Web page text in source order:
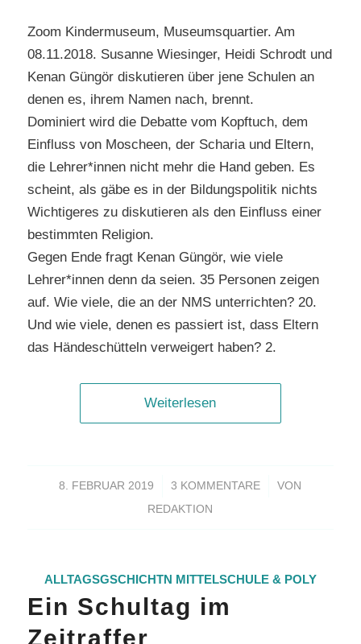
Zoom Kindermuseum, Museumsquartier. Am
08.11.2018. Susanne Wiesinger, Heidi Schrodt und
Kenan Güngör diskutieren über jene Schulen an
denen es, ihrem Namen nach, brennt.
Dominiert wird die Debatte vom Kopftuch, dem
Einfluss von Moscheen, der Scharia und Eltern,
die Lehrer*innen nicht mehr die Hand geben. Es
scheint, als gäbe es in der Bildungspolitik nichts
Wichtigeres zu diskutieren als den Einfluss einer
bestimmten Religion.
Gegen Ende fragt Kenan Güngör, wie viele
Lehrer*innen denn da seien. 35 Personen zeigen
auf. Wie viele, die an der NMS unterrichten? 20.
Und wie viele, denen es passiert ist, dass Eltern
das Händeschütteln verweigert haben? 2.
Weiterlesen
8. FEBRUAR 2019
/ 3 KOMMENTARE
/
VON
REDAKTION
ALLTAGSGSCHICHTN MITTELSCHULE & POLY
Ein Schultag im
Zeitraffer